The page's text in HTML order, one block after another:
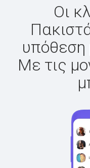
Οι
υπόθεση
Με τις